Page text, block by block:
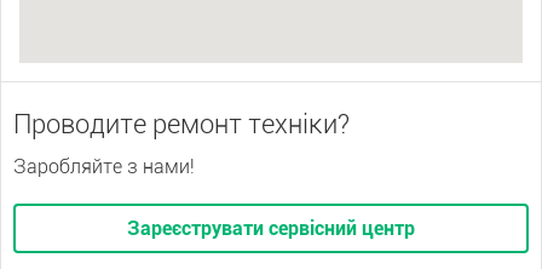
Проводите ремонт техніки?
Заробляйте з нами!
Зареєструвати сервісний центр